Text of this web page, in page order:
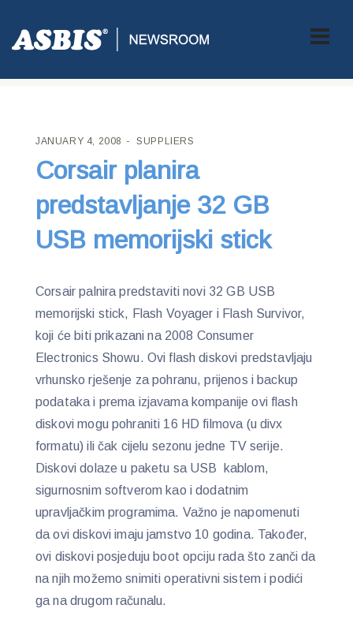
ASBIS CROATIA >SUPPLIERS > CORSAIR PLANIRA
PREDSTAVLJANJE 32 GB USB MEMORIJSKI STICK
JANUARY 4, 2008 SUPPLIERS
Corsair planira
predstavljanje 32 GB
USB memorijski stick
Corsair palnira predstaviti novi 32 GB USB
memorijski stick, Flash Voyager i Flash Survivor,
koji će biti prikazani na 2008 Consumer
Electronics Showu. Ovi flash diskovi predstavljaju
vrhunsko rješenje za pohranu, prijenos i backup
podataka i prema izjavama kompanije ovi flash
diskovi mogu pohraniti 16 HD filmova (u divx
formatu) ili čak cijelu sezonu jedne TV serije.
Diskovi dolaze u paketu sa USB kablom,
sigurnosnim softverom kao i dodatnim
upravljačkim programima. Važno je napomenuti
da ovi diskovi imaju jamstvo 10 godina. Također,
ovi diskovi posjeduju boot opciju rada što zanči da
na njih možemo snimiti operativni sistem i podići
ga na drugom računalu.